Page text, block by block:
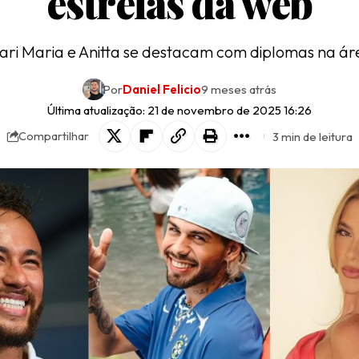
Maria e Anitta se destacam com diplomas na
Última atualização: 21 de novembro de 2025 16:26
PorDaniel Felicio9 meses atrás
Compartilhar 3 min de leitura